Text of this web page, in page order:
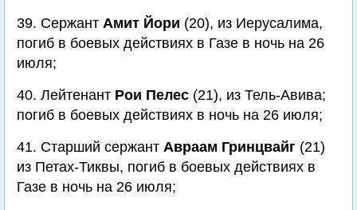
39. Cержант Амит Йори (20), из Иерусалима,
погиб в боевых действиях в Газе в ночь на 26
июля;
40. Лейтенант Рои Пелес (21), из Тель-Авива;
погиб в боевых действиях в ночь на 26 июля;
41. Старший сержант Авраам Гринцвайг (21)
из Петах-Тиквы, погиб в боевых действиях в
Газе в ночь на 26 июля;